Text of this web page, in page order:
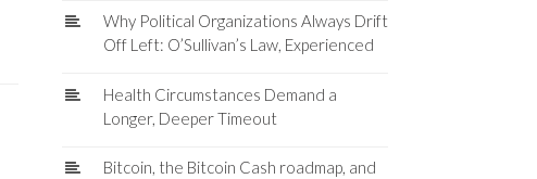
Why Political Organizations Always Drift
Off Left: O’Sullivan’s Law, Experienced
Health Circumstances Demand a
Longer, Deeper Timeout
Bitcoin, the Bitcoin Cash roadmap, and